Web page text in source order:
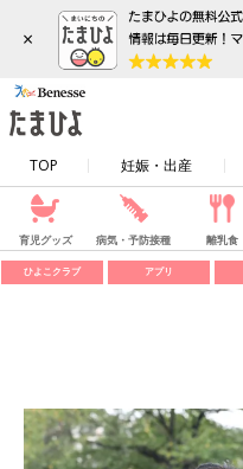
×
TOP 妊娠・出産
育児グッズ 病気・予防接種 離乳食
ひよこクラブ アプリ